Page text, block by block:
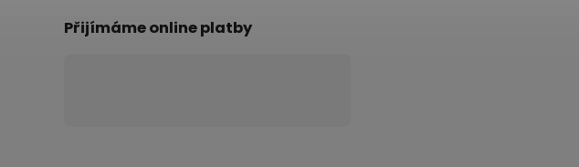
Přijímáme online platby